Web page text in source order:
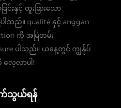
းနှင့် ထူးခြားသော
ပါသည်။ qualité နှင့် anggan
ကို အမြဲတမ်း
ပါသည်။ ယနေ့တွင် ကျွန်ုပ်
လေ့လာပါ!
သွယ်ရန်